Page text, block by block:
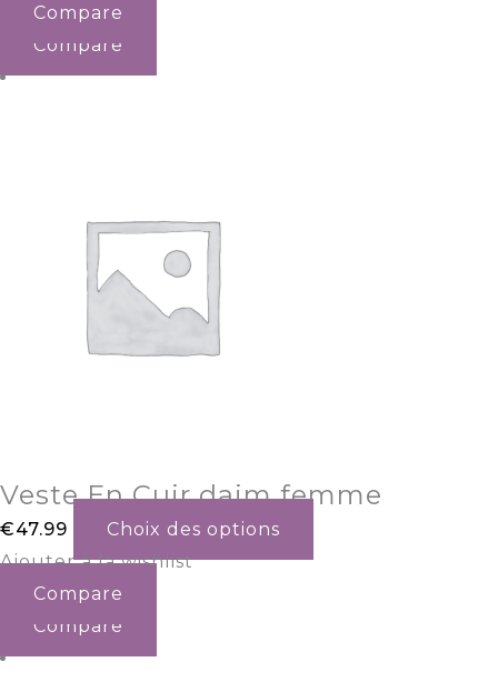
Compare
Compare
Veste En Cuir daim femme
€47.99
Choix des options
Ajouter à la wishlist
Compare
Compare